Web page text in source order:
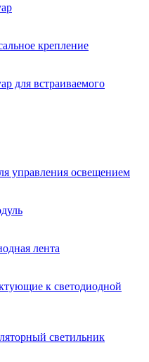
крепление
для встраиваемого
управления освещением
лента
к светодиодной
светильник